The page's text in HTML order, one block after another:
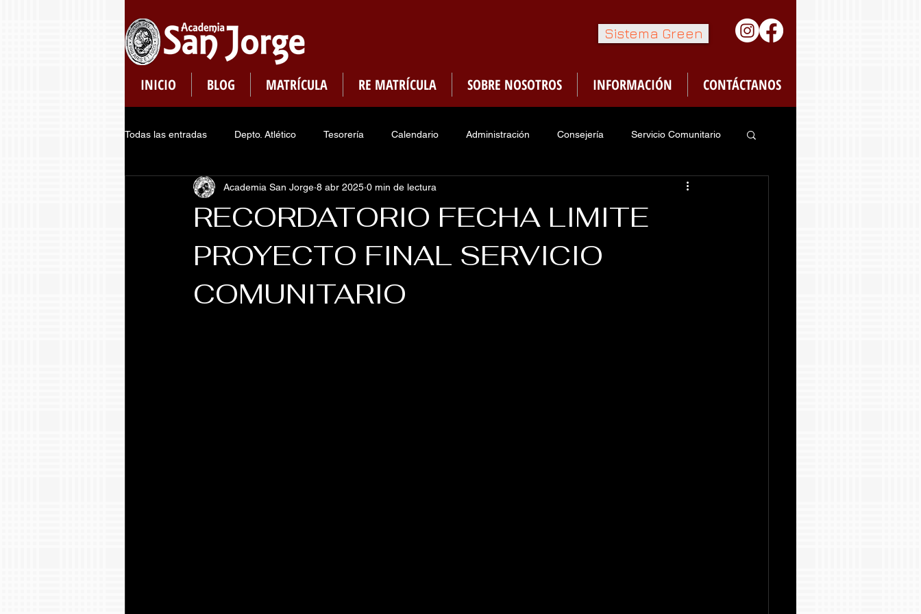
Sistema Green
INICIO BLOG MATRÍCULA RE MATRÍCULA SOBRE NOSOTROS INFORMACIÓN CONTÁCTANOS
Todas las entradas Depto. Atlético Tesorería Calendario Administración Consejería Servicio Comunitario
Plataformas Dept. de Pastoral Enfermería Sociedades de Honor
Consejo de Estudiantes Registraduria Asociacion Ex-Alumnos
RECORDATORIO FECHA LIMITE
PROYECTO FINAL SERVICIO
COMUNITARIO
Academia San Jorge 8 abr 2025 0 min de lectura